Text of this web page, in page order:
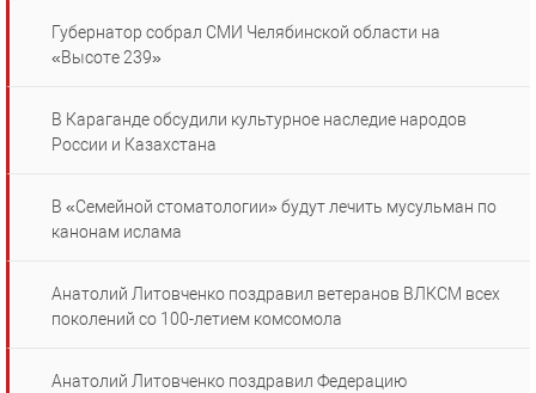
Губернатор собрал СМИ Челябинской области на
«Высоте 239»
В Караганде обсудили культурное наследие народов
России и Казахстана
В «Семейной стоматологии» будут лечить мусульман по
канонам ислама
Анатолий Литовченко поздравил ветеранов ВЛКСМ всех
поколений со 100-летием комсомола
Анатолий Литовченко поздравил Федерацию